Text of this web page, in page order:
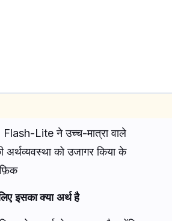
Lite ने उच्च-मात्रा वाले
अर्थव्यवस्था को उजागर किया के
इसका क्या अर्थ है